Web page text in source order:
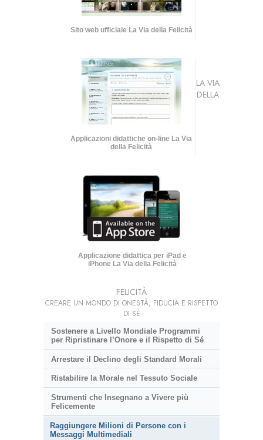
Sito web ufficiale La Via della Felicità
Applicazioni didattiche on-line La Via
della Felicità
Applicazione didattica per iPad e
iPhone La Via della Felicità
LA VIA
DELLA
FELICITÀ
CREARE UN MONDO DI ONESTÀ, FIDUCIA E RISPETTO
DI SÉ
Sostenere a Livello Mondiale Programmi
per Ripristinare l’Onore e il Rispetto di Sé
Arrestare il Declino degli Standard Morali
Ristabilire la Morale nel Tessuto Sociale
Strumenti che Insegnano a Vivere più
Felicemente
Raggiungere Milioni di Persone con i
Messaggi Multimediali